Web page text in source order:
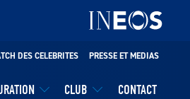
CLUB CONTACT
DES CELEBRITES PRESSE ET MEDIAS